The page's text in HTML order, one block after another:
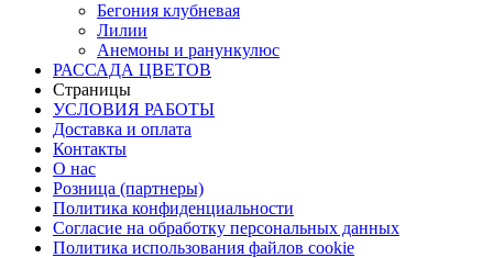
Бегония клубневая
Лилии
Анемоны и ранункулюс
РАССАДА ЦВЕТОВ
Страницы
УСЛОВИЯ РАБОТЫ
Доставка и оплата
Контакты
О наc
Розница (партнеры)
Политика конфиденциальности
Согласие на обработку персональных данных
Политика использования файлов сookie